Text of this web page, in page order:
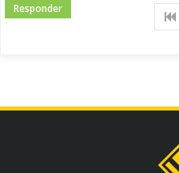
Responder